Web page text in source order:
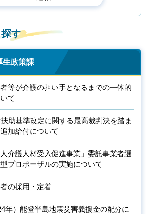
す
生政策課
等が介護の担い手となるまでの一体的
て
助基準改定に関する最高裁判決を踏ま
加給付について
人介護人材受入促進事業」委託事業者選
プロポーザルの実施について
の採用・定着
年）能登半島地震災害義援金の配分に